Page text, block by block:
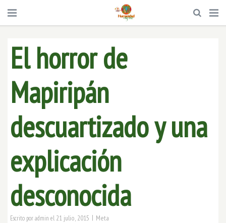
El horror de
Mapiripán
descuartizado y una
explicación
desconocida
Escrito poradmin el 21 julio, 2015 | Meta